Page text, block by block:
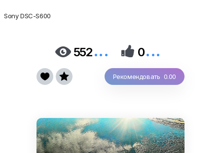
Sony DSC-S600
 552...  0...
Рекомендовать 0.00
 